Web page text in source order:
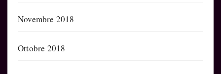
Novembre 2018
Ottobre 2018